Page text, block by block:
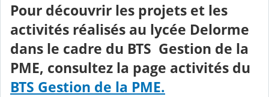
Pour découvrir les projets et les
activités réalisés au lycée Delorme
dans le cadre du BTS Gestion de la
PME, consultez la page activités du
BTS Gestion de la PME.